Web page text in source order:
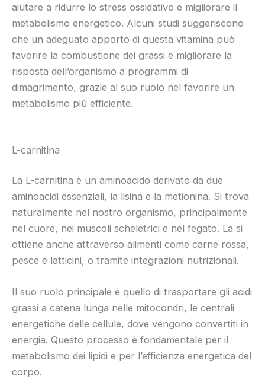
aiutare a ridurre lo stress ossidativo e migliorare il
metabolismo energetico. Alcuni studi suggeriscono
che un adeguato apporto di questa vitamina può
favorire la combustione dei grassi e migliorare la
risposta dell’organismo a programmi di
dimagrimento, grazie al suo ruolo nel favorire un
metabolismo più efficiente.
L-carnitina
La L-carnitina è un aminoacido derivato da due
aminoacidi essenziali, la lisina e la metionina. Si trova
naturalmente nel nostro organismo, principalmente
nel cuore, nei muscoli scheletrici e nel fegato. La si
ottiene anche attraverso alimenti come carne rossa,
pesce e latticini, o tramite integrazioni nutrizionali.
Il suo ruolo principale è quello di trasportare gli acidi
grassi a catena lunga nelle mitocondri, le centrali
energetiche delle cellule, dove vengono convertiti in
energia. Questo processo è fondamentale per il
metabolismo dei lipidi e per l’efficienza energetica del
corpo.